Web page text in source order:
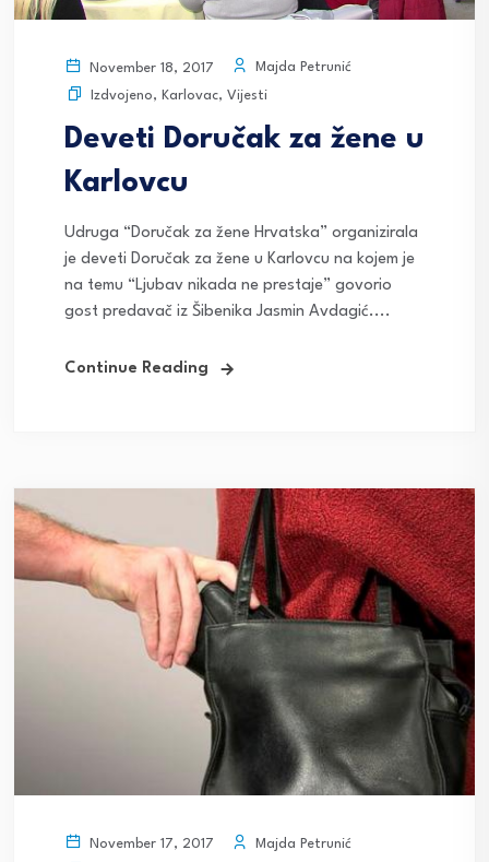
November 18, 2017
Majda Petrunić
Izdvojeno, Karlovac, Vijesti
Deveti Doručak za žene u
Karlovcu
Udruga “Doručak za žene Hrvatska” organizirala
je deveti Doručak za žene u Karlovcu na kojem je
na temu “Ljubav nikada ne prestaje” govorio
gost predavač iz Šibenika Jasmin Avdagić....
Continue Reading
November 17, 2017
Majda Petrunić